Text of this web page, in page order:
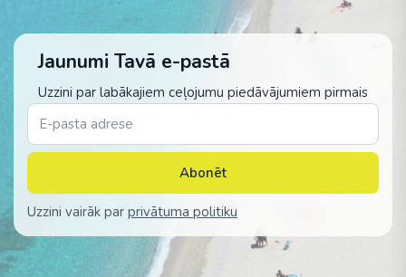
Jaunumi Tavā e-pastā
Uzzini par labākajiem ceļojumu piedāvājumiem pirmais
Abonēt
Uzzini vairāk par privātuma politiku